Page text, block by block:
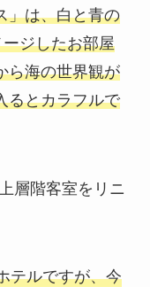
」は、白と青の
ージしたお部屋
ら海の世界観が
るとカラフルで
層階客室をリニ
テルですが、今